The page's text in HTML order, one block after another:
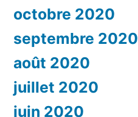
octobre 2020
septembre 2020
août 2020
juillet 2020
juin 2020